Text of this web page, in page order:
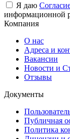
Я даю
информационной
Компания
О нас
Адреса и
Вакансии
Новости и
Отзывы
Документы
Публичная
Политика